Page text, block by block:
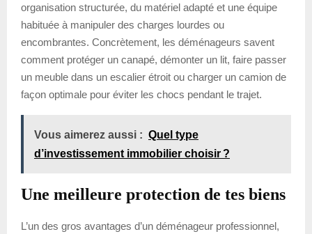
organisation structurée, du matériel adapté et une équipe
habituée à manipuler des charges lourdes ou
encombrantes. Concrètement, les déménageurs savent
comment protéger un canapé, démonter un lit, faire passer
un meuble dans un escalier étroit ou charger un camion de
façon optimale pour éviter les chocs pendant le trajet.
Vous aimerez aussi : Quel type
d’investissement immobilier choisir ?
Une meilleure protection de tes biens
L’un des gros avantages d’un déménageur professionnel,